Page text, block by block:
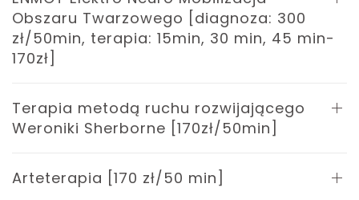
Obszaru Twarzowego [diagnoza: 300
zł/50min, terapia: 15min, 30 min, 45 min-
170zł]
Terapia metodą ruchu rozwijającego
Weroniki Sherborne [170zł/50min]
Arteterapia [170 zł/50 min]